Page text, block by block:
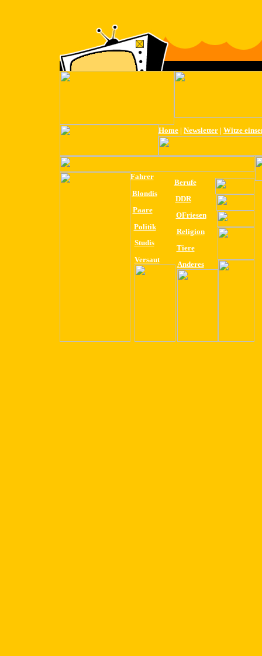
Home | Newsletter | Witze
Fahrer
Berufe
Blondis
DDR
Paare
OFriesen
Politik
Religion
Studis
Tiere
Versaut
Anderes